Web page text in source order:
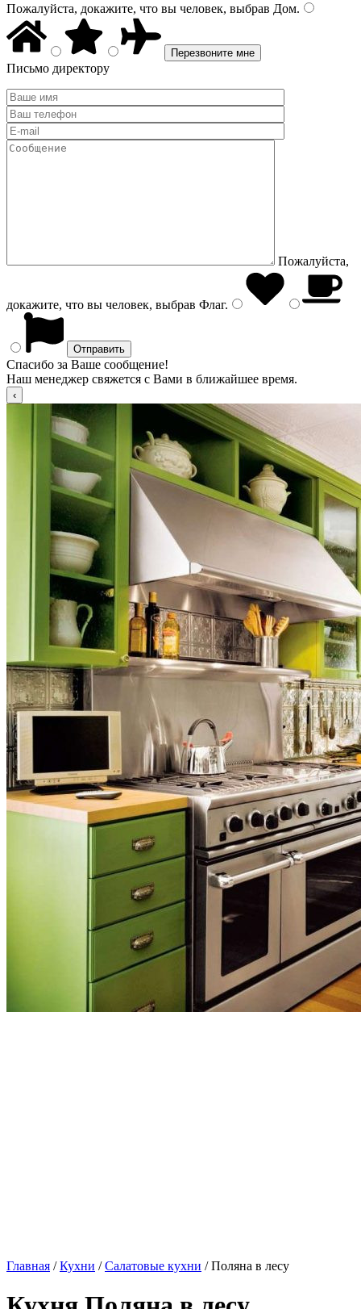
Пожалуйста, докажите, что вы человек, выбрав Дом.
Письмо директору
Пожалуйста,
докажите, что вы человек, выбрав Флаг.
Спасибо за Ваше сообщение!
Наш менеджер свяжется с Вами в ближайшее время.
Главная /Кухни /Салатовые кухни / Поляна в лесу